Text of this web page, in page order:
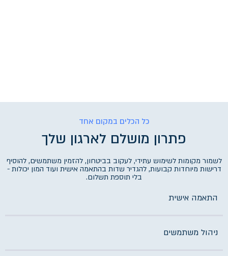
כל הכלים במקום אחד
פתרון מושלם לארגון שלך
לשמור מקומות לשימוש עתידי, לעקוב בביטחון, להזמין משתמשים, להוסיף
דרישות מיוחדות קבועות, להגדיר שדות בהתאמה אישית ועוד המון יכולות -
בלי תוספת תשלום.
התאמה אישית
ניהול משתמשים